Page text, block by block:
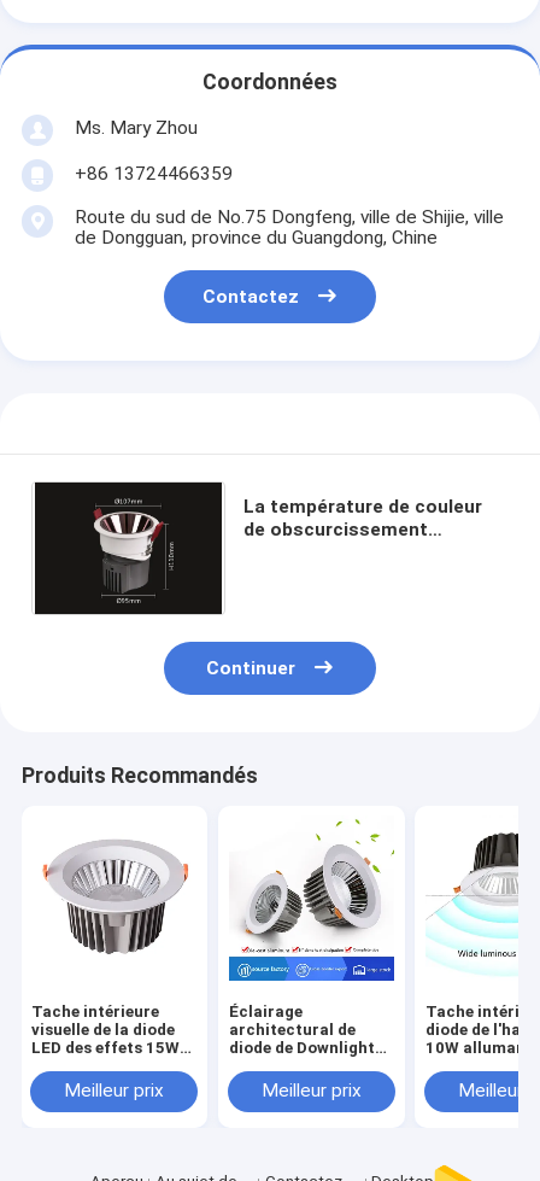
Coordonnées
Ms. Mary Zhou
+86 13724466359
Route du sud de No.75 Dongfeng, ville de Shijie, ville
de Dongguan, province du Guangdong, Chine
Contactez
La température de couleur
de obscurcissement
Continuer
Produits Recommandés
Tache intérieure
visuelle de la diode
LED des effets 15W
décoration
architecturale
Meilleur prix
Éclairage
architectural de
diode de Downlights
décoration LED
d'effet visuel
Meilleur prix
Tache
diode de
10W allumant
sources de
Meilleur